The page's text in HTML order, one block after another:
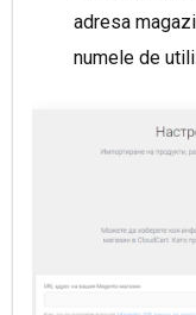
adresa
numele de